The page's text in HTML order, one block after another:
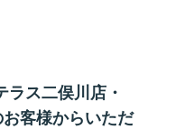
ラス二俣川店・
客様からいただ